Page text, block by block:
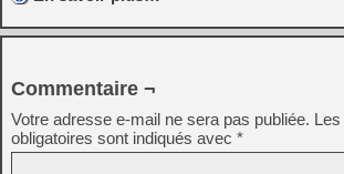
Commentaire ¬
Votre adresse e-mail ne sera pas publiée.
obligatoires sont indiqués avec *